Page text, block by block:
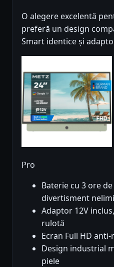
O alegere excelentă
preferă un design
Smart identice și
Pro
Baterie cu 3 ore
divertisment
Adaptor 12V
rulotă
Ecran Full HD
Design industrial
piele